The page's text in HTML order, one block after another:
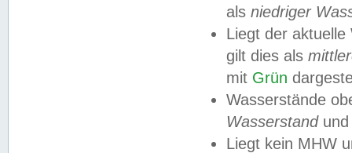
als niedriger
Liegt der
gilt dies als
mit Grün
Wasserstände
Wasserstandund
Liegt kein MHW